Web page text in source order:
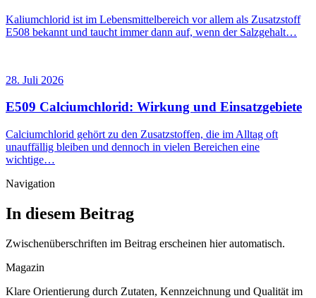
Kaliumchlorid ist im Lebensmittelbereich vor allem als Zusatzstoff
E508 bekannt und taucht immer dann auf, wenn der Salzgehalt…
28. Juli 2026
E509 Calciumchlorid: Wirkung und Einsatzgebiete
Calciumchlorid gehört zu den Zusatzstoffen, die im Alltag oft
unauffällig bleiben und dennoch in vielen Bereichen eine
wichtige…
Navigation
In diesem Beitrag
Zwischenüberschriften im Beitrag erscheinen hier automatisch.
Magazin
Klare Orientierung durch Zutaten, Kennzeichnung und Qualität im